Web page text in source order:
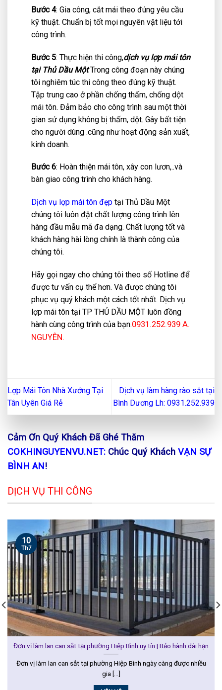
Bước 4: Gia công, cắt mái theo đúng yêu cầu
kỹ thuật. Chuẩn bị tốt mọi nguyên vật liệu tới
công trình.
Bước 5: Thực hiện thi công,dịch vụ lợp mái tôn
tại Thủ Dầu MộtTrong công đoạn này chúng
tôi nghiêm túc thi công theo đúng kỹ thuật.
Tập trung cao ở phần chống thấm, chống dột
mái tôn. Đảm bảo cho công trình sau một thời
gian sử dụng không bị thấm, dột. Gây bất tiện
cho người dùng .cũng như hoạt động sản xuất,
kinh doanh.
Bước 6: Hoàn thiện mái tôn, xây con lươn,..và
bàn giao công trình cho khách hàng.
Dịch vụ lợp mái tôn đẹp tại Thủ Dầu Một
chúng tôi luôn đặt chất lượng công trình lên
hàng đầu mẫu mã đa dạng. Chất lượng tốt và
khách hàng hài lòng chính là thành công của
chúng tôi.
Hãy gọi ngay cho chúng tôi theo số Hotline để
được tư vấn cụ thể hơn. Và được chúng tôi
phục vụ quý khách một cách tốt nhất. Dịch vụ
lợp mái tôn tại TP THỦ DẦU MỘT luôn đồng
hành cùng công trình của bạn.0931.252.939 A.
NGUYÊN.
Lợp Mái Tôn Nhà Xưởng Tại
Tân Uyên Giá Rẻ
Dịch vụ làm hàng rào sắt tại
Bình Dương Lh: 0931.252.939
Cảm Ơn Quý Khách Đã Ghé Thăm
COKHINGUYENVU.NET: Chúc Quý Khách VẠN SỰ
BÌNH AN!
DỊCH VỤ THI CÔNG
Đơn vị làm lan can sắt tại phường Hiệp Bình uy tín | Bảo hành dài hạn
Đơn vị làm lan can sắt tại phường Hiệp Bình ngày càng được nhiều
gia [...]
10
Th7